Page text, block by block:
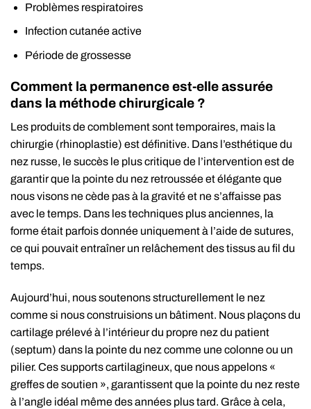
Problèmes respiratoires
Infection cutanée active
Période de grossesse
Comment la permanence est-elle assurée
dans la méthode chirurgicale ?
Les produits de comblement sont temporaires, mais la
chirurgie (rhinoplastie) est définitive. Dans l’esthétique du
nez russe, le succès le plus critique de l’intervention est de
garantir que la pointe du nez retroussée et élégante que
nous visons ne cède pas à la gravité et ne s’affaisse pas
avec le temps. Dans les techniques plus anciennes, la
forme était parfois donnée uniquement à l’aide de sutures,
ce qui pouvait entraîner un relâchement des tissus au fil du
temps.
Aujourd’hui, nous soutenons structurellement le nez
comme si nous construisions un bâtiment. Nous plaçons du
cartilage prélevé à l’intérieur du propre nez du patient
(septum) dans la pointe du nez comme une colonne ou un
pilier. Ces supports cartilagineux, que nous appelons «
greffes de soutien », garantissent que la pointe du nez reste
à l’angle idéal même des années plus tard. Grâce à cela,